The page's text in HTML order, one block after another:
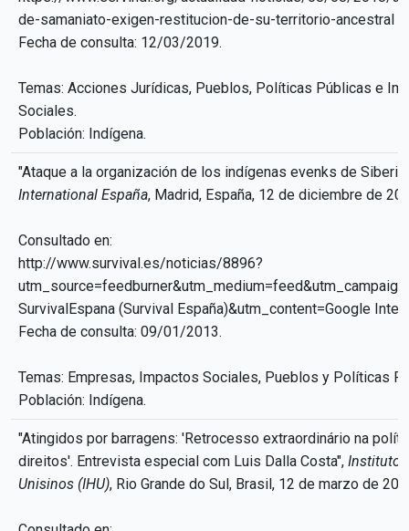
de-samaniato-exigen-restitucion-de-su-territorio-ancestral
Fecha de consulta: 12/03/2019.
Temas: Acciones Jurídicas, Pueblos, Políticas Públicas e
Sociales.
Población: Indígena.
"Ataque a la organización de los indígenas evenks de
International España, Madrid, España, 12 de diciembre de
Consultado en:
http://www.survival.es/noticias/8896?
SurvivalEspana (Survival España)&utm_content=Google
Fecha de consulta: 09/01/2013.
Temas: Empresas, Impactos Sociales, Pueblos y Políticas
Población: Indígena.
"Atingidos por barragens: 'Retrocesso extraordinário na
direitos'. Entrevista especial com Luis Dalla Costa", Instituto
Unisinos (IHU), Rio Grande do Sul, Brasil, 12 de marzo de